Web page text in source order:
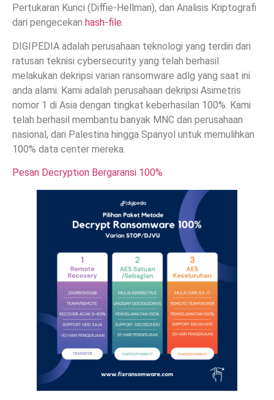
Pertukaran Kunci (Diffie-Hellman), dan Analisis Kriptografi
dari pengecekan hash-file.
DIGIPEDIA adalah perusahaan teknologi yang terdiri dari
ratusan teknisi cybersecurity yang telah berhasil
melakukan dekripsi varian ransomware adlg yang saat ini
anda alami. Kami adalah perusahaan dekripsi Asimetris
nomor 1 di Asia dengan tingkat keberhasilan 100%. Kami
telah berhasil membantu banyak MNC dan perusahaan
nasional, dari Palestina hingga Spanyol untuk memulihkan
100% data center mereka.
Pesan Decryption Bergaransi 100%